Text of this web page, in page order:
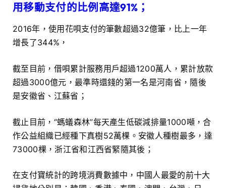
用移動支付的比例高達91%；
2016年，使用花唄支付的筆數超過32億筆，比上一年
增長了344%，
截至目前，借唄累計服務用戶超過1200萬人，累計放款
超過3000億元，最準時還錢的第一名是河南省，隨後
是安徽省、江蘇省；
截止目前，“螞蟻森林”每天產生低碳減排量1000噸，合
作公益組織已經種下真樹52萬棵。安徽人種樹最多，達
73000棵，浙江省和江西省緊隨其後；
在支付寶統計的跨境消費數據中，中國人最愛的前十大